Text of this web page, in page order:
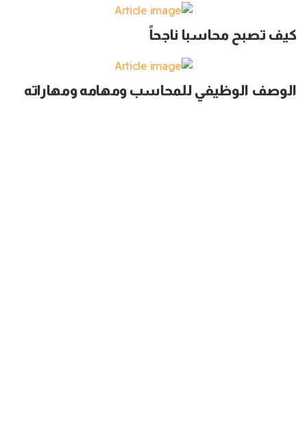
كيف تصبح محاسبا ناجحاً
الوصف الوظيفي للمحاسب ومهامه ومهاراته